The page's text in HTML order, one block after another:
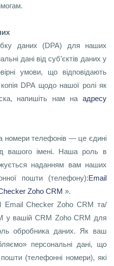
даних (DPA) для наших
дані від суб’єктів даних у
умови, що відповідають
DPA щодо нашої ролі як
напишіть нам на адресу
номери телефонів — це єдині
вашого імені. Наша роль в
наданням вам наших
пошти (телефону):Email
Zoho CRM ».
Email Checker Zoho CRM та/
у вашій CRM Zoho CRM для
обробника даних. Як ваш
персональні дані, що
(телефонні номери), які